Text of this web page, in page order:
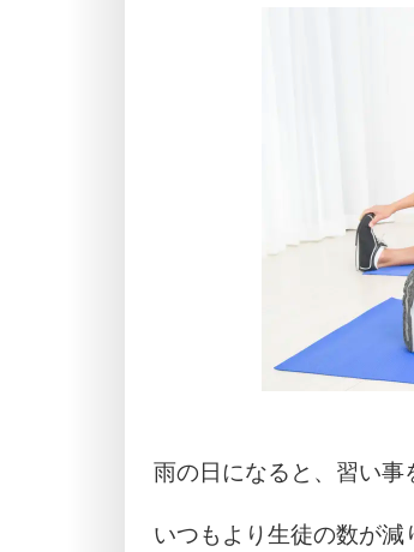
雨の日になると、習い事
いつもより生徒の数が減